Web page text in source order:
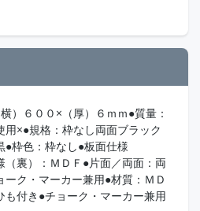
）６００×（厚）６ｍｍ●質量：
用×●規格：枠なし両面ブラック
●枠色：枠なし●板面仕様
（裏）：ＭＤＦ●片面／両面：両
ク・マーカー兼用●材質：ＭＤ
も付き●チョーク・マーカー兼用